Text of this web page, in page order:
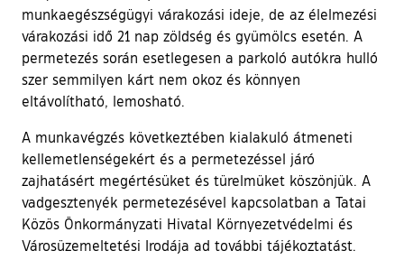
munkaegészségügyi várakozási ideje, de az élelmezési
várakozási idő 21 nap zöldség és gyümölcs esetén. A
permetezés során esetlegesen a parkoló autókra hulló
szer semmilyen kárt nem okoz és könnyen
eltávolítható, lemosható.
A munkavégzés következtében kialakuló átmeneti
kellemetlenségekért és a permetezéssel járó
zajhatásért megértésüket és türelmüket köszönjük. A
vadgesztenyék permetezésével kapcsolatban a Tatai
Közös Önkormányzati Hivatal Környezetvédelmi és
Városüzemeltetési Irodája ad további tájékoztatást.